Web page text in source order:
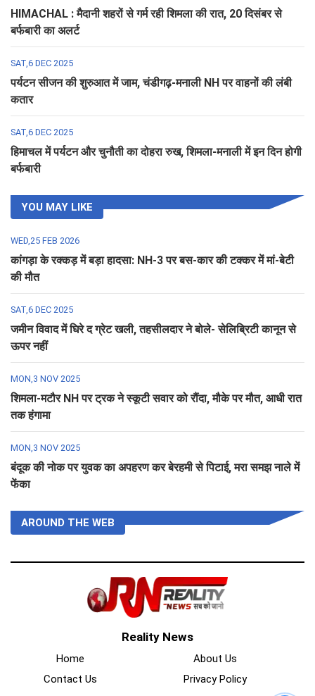
HIMACHAL : मैदानी शहरों से गर्म रही शिमला की रात, 20 दिसंबर से
बर्फबारी का अलर्ट
SAT,6 DEC 2025
पर्यटन सीजन की शुरुआत में जाम, चंडीगढ़-मनाली NH पर वाहनों की लंबी
कतार
SAT,6 DEC 2025
हिमाचल में पर्यटन और चुनौती का दोहरा रुख, शिमला-मनाली में इन दिन होगी
बर्फबारी
YOU MAY LIKE
WED,25 FEB 2026
कांगड़ा के रक्कड़ में बड़ा हादसा: NH-3 पर बस-कार की टक्कर में मां-बेटी
की मौत
SAT,6 DEC 2025
जमीन विवाद में घिरे द ग्रेट खली, तहसीलदार ने बोले- सेलिब्रिटी कानून से
ऊपर नहीं
MON,3 NOV 2025
शिमला-मटौर NH पर ट्रक ने स्कूटी सवार को रौंदा, मौके पर मौत, आधी रात
तक हंगामा
MON,3 NOV 2025
बंदूक की नोक पर युवक का अपहरण कर बेरहमी से पिटाई, मरा समझ नाले में
फेंका
AROUND THE WEB
Reality News
Home
About Us
Contact Us
Privacy Policy